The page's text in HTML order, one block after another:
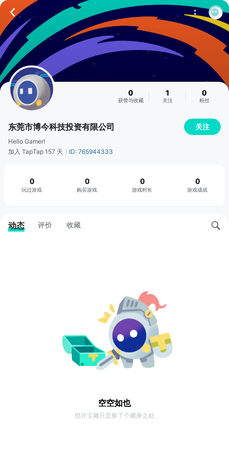
0
获赞与收藏
1
关注
0
粉丝
东莞市博今科技投资有限公司 关注
Hello Gamer!
加入 TapTap 157 天
ID: 765944333
0
玩过游戏
0
购买游戏
0
游戏时长
0
游戏成就
动态 评价 收藏
空空如也
也许宝藏只是换了个藏身之处